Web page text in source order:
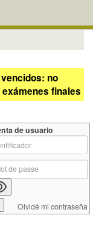
no
finales
de usuario
Olvidé mi contraseña